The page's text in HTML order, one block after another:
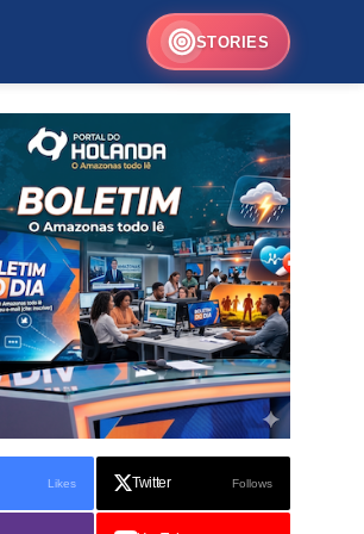
STORIES
Likes Twitter Follows